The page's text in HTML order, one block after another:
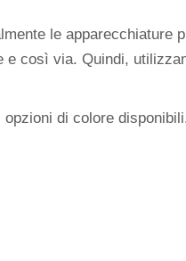
le apparecchiature
così via. Quindi,
di colore